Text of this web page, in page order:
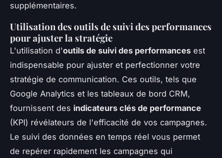
supplémentaires.
Utilisation des outils de suivi des performances
pour ajuster la stratégie
L'utilisation d'outils de suivi des performances est
indispensable pour ajuster et perfectionner votre
stratégie de communication. Ces outils, tels que
Google Analytics et les tableaux de bord CRM,
fournissent des indicateurs clés de performance
(KPI) révélateurs de l'efficacité de vos campagnes.
Le suivi des données en temps réel vous permet
de repérer rapidement les campagnes qui